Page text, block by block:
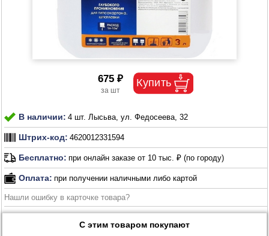
675 ₽
В наличии: 4 шт. Лысьва, ул. Федосеева, 32
Штрих-код: 4620012331594
Бесплатно: при онлайн заказе от 10 тыс. ₽ (по городу)
Оплата: при получении наличными либо картой
Нашли ошибку в карточке товара?
С этим товаром покупают